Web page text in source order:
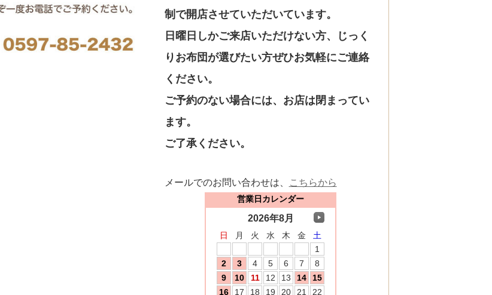
制で開店させていただいています。
日曜日しかご来店いただけない方、じっく
りお布団が選びたい方ぜひお気軽にご連絡
ください。
ご予約のない場合には、お店は閉まってい
ます。
ご了承ください。
メールでのお問い合わせは、 こちらから